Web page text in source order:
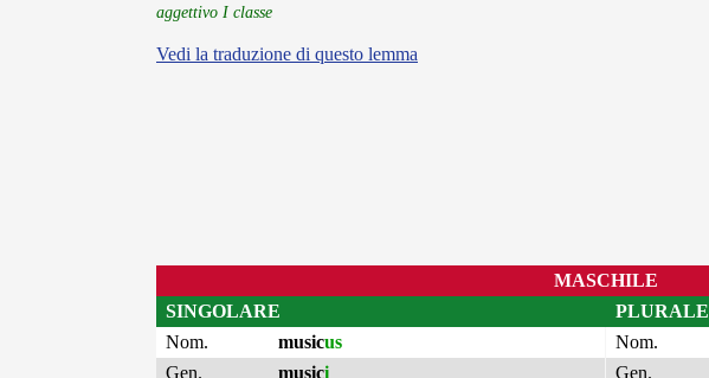
aggettivo I classe
Vedi la traduzione di questo lemma
MASCHILE
SINGOLARE
Nom.
musicus
Gen.
musici
PLURALE
Nom.
Gen.